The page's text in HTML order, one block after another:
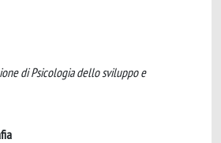
di Psicologia dello sviluppo e